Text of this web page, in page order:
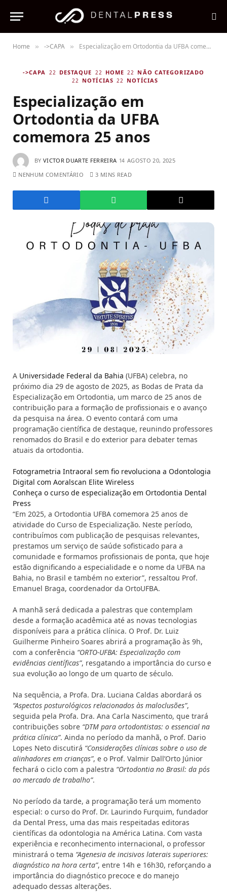
Home » ->CAPA » Especialização em Ortodontia da UFBA comemora 25 anos
->CAPA DESTAQUE HOME
NÃO CATEGORIZADO
NOTÍCIAS
NOTÍCIAS
Especialização em
Ortodontia da UFBA
comemora 25 anos
BY VICTOR DUARTE FERREIRA
AGOSTO 20, 2025
NENHUM COMENTÁRIO
3 MINS READ
A Universidade Federal da Bahia (UFBA) celebra, no
próximo dia 29 de agosto de 2025, as Bodas de Prata da
Especialização em Ortodontia, um marco de 25 anos de
contribuição para a formação de profissionais e o avanço
da pesquisa na área. O evento contará com uma
programação científica de destaque, reunindo professores
renomados do Brasil e do exterior para debater temas
atuais da ortodontia.
Fotogrametria Intraoral sem fio revoluciona a Odontologia
Digital com Aoralscan Elite Wireless
Conheça o curso de especialização em Ortodontia Dental
Press
“Em 2025, a Ortodontia UFBA comemora 25 anos de
atividade do Curso de Especialização. Neste período,
contribuímos com publicação de pesquisas relevantes,
prestamos um serviço de saúde sofisticado para a
comunidade e formamos profissionais de ponta, que hoje
estão dignificando a especialidade e o nome da UFBA na
Bahia, no Brasil e também no exterior”, ressaltou Prof.
Emanuel Braga, coordenador da OrtoUFBA.
A manhã será dedicada a palestras que contemplam
desde a formação acadêmica até as novas tecnologias
disponíveis para a prática clínica. O Prof. Dr. Luiz
Guilherme Pinheiro Soares abrirá a programação às 9h,
com a conferência “ORTO-UFBA: Especialização com
evidências científicas”, resgatando a importância do curso e
sua evolução ao longo de um quarto de século.
Na sequência, a Profa. Dra. Luciana Caldas abordará os
“Aspectos posturológicos relacionados às maloclusões”,
seguida pela Profa. Dra. Ana Carla Nascimento, que trará
contribuições sobre “DTM para ortodontistas: o essencial na
prática clínica”. Ainda no período da manhã, o Prof. Dario
Lopes Neto discutirá “Considerações clínicas sobre o uso de
alinhadores em crianças”, e o Prof. Valmir Dall’Orto Júnior
fechará o ciclo com a palestra “Ortodontia no Brasil: da pós
ao mercado de trabalho”.
No período da tarde, a programação terá um momento
especial: o curso do Prof. Dr. Laurindo Furquim, fundador
da Dental Press, uma das mais respeitadas editoras
científicas da odontologia na América Latina. Com vasta
experiência e reconhecimento internacional, o professor
ministrará o tema “Agenesia de incisivos laterais superiores:
diagnóstico na hora certa”, entre 14h e 16h30, reforçando a
importância do diagnóstico precoce e do manejo
adequado dessas alterações.